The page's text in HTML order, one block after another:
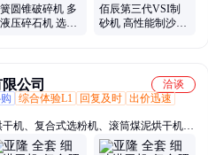
圆锥破碎机 多
压碎石机 选矿
佰辰第三代VSI制
砂机 高性能制沙设
公司
洽谈
综合体验L1 回复及时 出价迅速
机、复合式选粉机、滚筒煤泥烘干机、